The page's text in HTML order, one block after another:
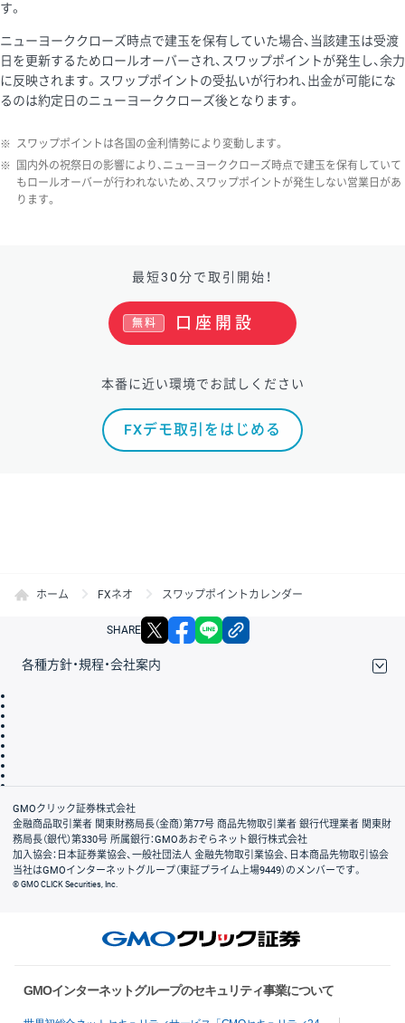
す。
ニューヨーククローズ時点で建玉を保有していた場合、当該建玉は受渡
日を更新するためロールオーバーされ、スワップポイントが発生し、余力
に反映されます。スワップポイントの受払いが行われ、出金が可能にな
るのは約定日のニューヨーククローズ後となります。
※ スワップポイントは各国の金利情勢により変動します。
※
国内外の祝祭日の影響により、ニューヨーククローズ時点で建玉を保有していて
もロールオーバーが行われないため、スワップポイントが発生しない営業日があ
ります。
最短30分で取引開始！
口座開設
無料
本番に近い環境でお試しください
FXデモ取引をはじめる
ホーム FXネオ スワップポイントカレンダー
SHARE X facebook
各種方針・規程・会社案内
会社案内
GMOクリック証券株式会社
金融商品取引業者 関東財務局長（金商）第77号 商品先物取引業者 銀行代理業者 関東財
務局長（銀代）第330号 所属銀行：GMOあおぞらネット銀行株式会社
加入協会：日本証券業協会、一般社団法人 金融先物取引業協会、日本商品先物取引協会
当社はGMOインターネットグループ（東証プライム上場9449）のメンバーです。
© GMO CLICK Securities, Inc.
GMOインターネットグループのセキュリティ事業について